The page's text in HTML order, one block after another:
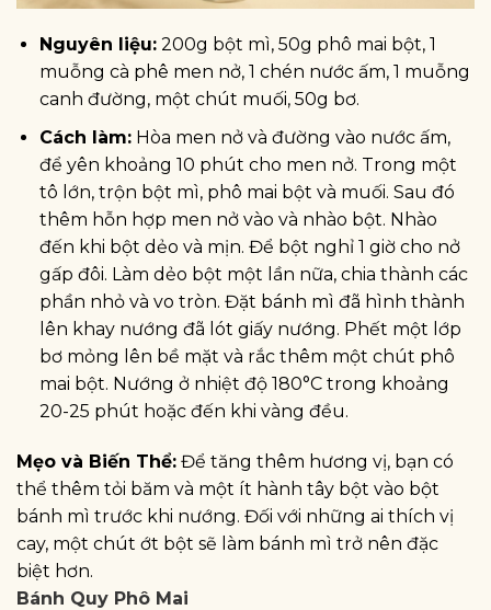
Nguyên liệu:200g bột mì, 50g phô mai bột, 1
muỗng cà phê men nở, 1 chén nước ấm, 1 muỗng
canh đường, một chút muối, 50g bơ.
Cách làm:Hòa men nở và đường vào nước ấm,
để yên khoảng 10 phút cho men nở. Trong một
tô lớn, trộn bột mì, phô mai bột và muối. Sau đó
thêm hỗn hợp men nở vào và nhào bột. Nhào
đến khi bột dẻo và mịn. Để bột nghỉ 1 giờ cho nở
gấp đôi. Làm dẻo bột một lần nữa, chia thành các
phần nhỏ và vo tròn. Đặt bánh mì đã hình thành
lên khay nướng đã lót giấy nướng. Phết một lớp
bơ mỏng lên bề mặt và rắc thêm một chút phô
mai bột. Nướng ở nhiệt độ 180°C trong khoảng
20-25 phút hoặc đến khi vàng đều.
Mẹo và Biến Thể: Để tăng thêm hương vị, bạn có
thể thêm tỏi băm và một ít hành tây bột vào bột
bánh mì trước khi nướng. Đối với những ai thích vị
cay, một chút ớt bột sẽ làm bánh mì trở nên đặc
biệt hơn.
Bánh Quy Phô Mai